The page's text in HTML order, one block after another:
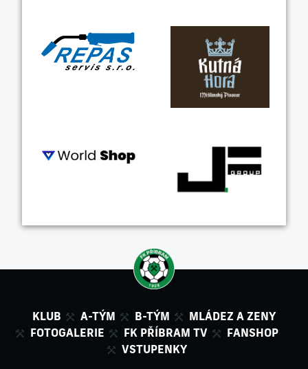
KLUB A-TÝM B-TÝM
MLÁDEZ A ZENY
FOTOGALERIE
FK PŘÍBRAM TV
FANSHOP
VSTUPENKY